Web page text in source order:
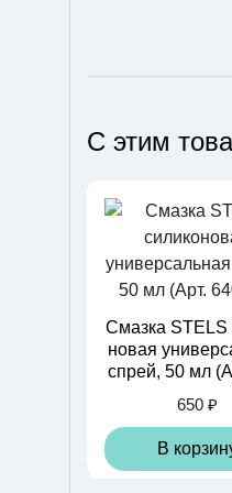
С этим
Смазка STELS
новая
спрей, 50 мл
650 ₽
В